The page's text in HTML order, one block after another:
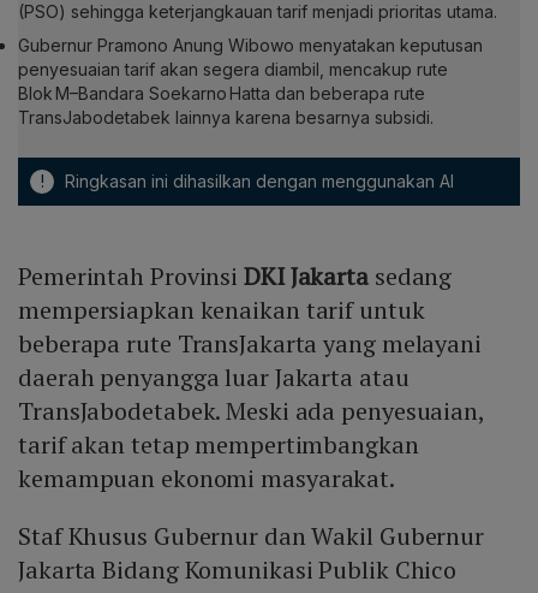
(PSO) sehingga keterjangkauan tarif menjadi prioritas utama.
Gubernur Pramono Anung Wibowo menyatakan keputusan
penyesuaian tarif akan segera diambil, mencakup rute
Blok M–Bandara Soekarno Hatta dan beberapa rute
TransJabodetabek lainnya karena besarnya subsidi.
! Ringkasan ini dihasilkan dengan menggunakan AI
Pemerintah Provinsi DKI Jakartasedang
mempersiapkan kenaikan tarif untuk
beberapa rute TransJakarta yang melayani
daerah penyangga luar Jakarta atau
TransJabodetabek. Meski ada penyesuaian,
tarif akan tetap mempertimbangkan
kemampuan ekonomi masyarakat.
Staf Khusus Gubernur dan Wakil Gubernur
Jakarta Bidang Komunikasi Publik Chico